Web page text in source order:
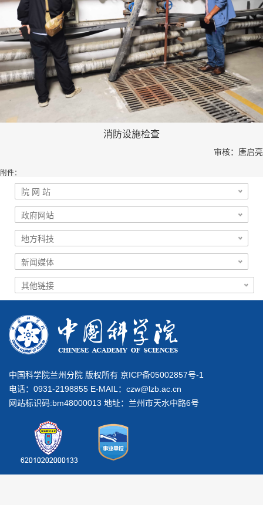
消防设施检查
审核：唐启亮
附件：
中国科学院兰州分院 版权所有 京ICP备05002857号-1
电话：0931-2198855 E-MAIL： czw@lzb.ac.cn
网站标识码:bm48000013 地址：兰州市天水中路6号